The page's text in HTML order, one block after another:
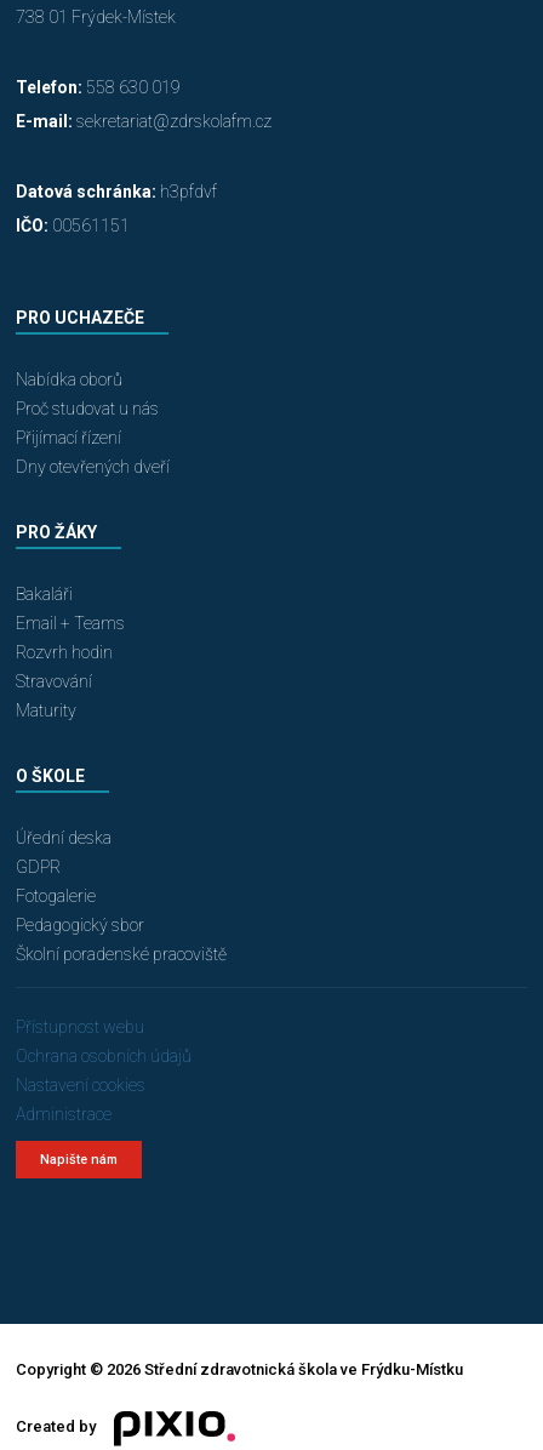
738 01 Frýdek-Místek
Telefon: 558 630 019
E-mail: sekretariat@zdrskolafm.cz
Datová schránka: h3pfdvf
IČO: 00561151
PRO UCHAZEČE
Nabídka oborů
Proč studovat u nás
Přijímací řízení
Dny otevřených dveří
PRO ŽÁKY
Bakaláři
Email + Teams
Rozvrh hodin
Stravování
Maturity
O ŠKOLE
Úřední deska
GDPR
Fotogalerie
Pedagogický sbor
Školní poradenské pracoviště
Přístupnost webu
Ochrana osobních údajů
Nastavení cookies
Administrace
Napište nám
Copyright © 2026 Střední zdravotnická škola ve Frýdku-Místku
Created by